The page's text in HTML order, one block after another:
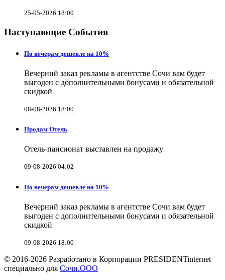
25-05-2026 18:00
Наступающие События
По вечерам дешевле на 10%
Вечерний заказ рекламы в агентстве Сочи вам будет
выгоден с дополнительными бонусами и обязательной
скидкой
08-08-2026 18:00
Продам Отель
Отель-пансионат выставлен на продажу
09-08-2026 04:02
По вечерам дешевле на 10%
Вечерний заказ рекламы в агентстве Сочи вам будет
выгоден с дополнительными бонусами и обязательной
скидкой
09-08-2026 18:00
© 2016-2026 Разработано в Корпорации PRESIDENTinternet
специально для Сочи.ООО